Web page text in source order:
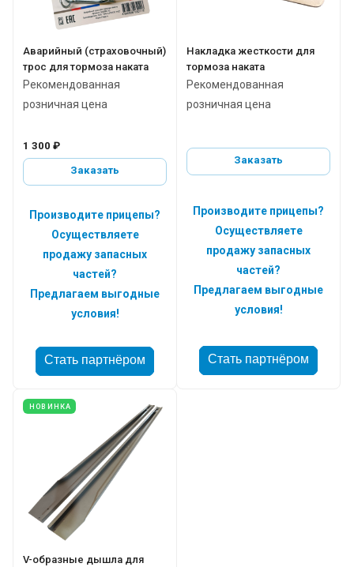
Аварийный (страховочный)
трос для тормоза наката
Рекомендованная
розничная цена
1 300 ₽
Заказать
Производите прицепы?
Осуществляете
продажу запасных
частей?
Предлагаем выгодные
условия!
Стать партнёром
Накладка жесткости для
тормоза наката
Рекомендованная
розничная цена
Заказать
Производите прицепы?
Осуществляете
продажу запасных
частей?
Предлагаем выгодные
условия!
Стать партнёром
НОВИНКА
V-образные дышла для